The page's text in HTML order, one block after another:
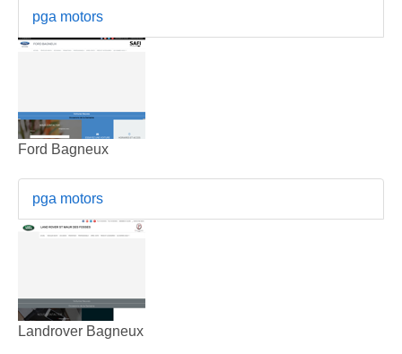
pga motors
Ford Bagneux
pga motors
Landrover Bagneux